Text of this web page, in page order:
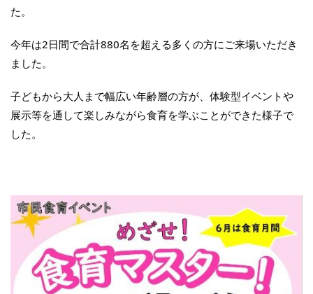
た。
今年は2日間で合計880名を超える多くの方にご来場いただき
ました。
子どもから大人まで幅広い年齢層の方が、体験型イベントや
展示等を通して楽しみながら食育を学ぶことができた様子で
した。